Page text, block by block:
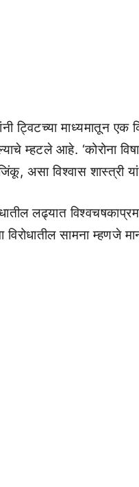
यांनी ट्विटच्या माध्यमातून
म्हटले आहे. ‘कोरोना
असा विश्वास शास्त्री
लढ्यात
सामना म्हणजे